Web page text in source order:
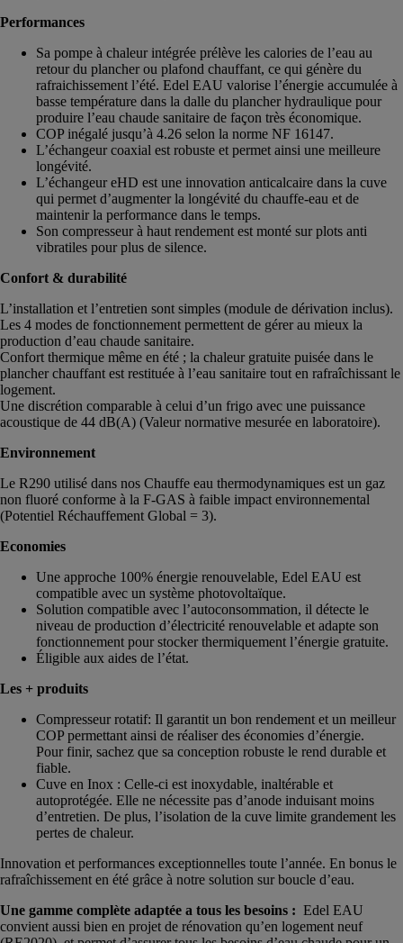
Performances
Sa pompe à chaleur intégrée prélève les calories de l’eau au
retour du plancher ou plafond chauffant, ce qui génère du
rafraichissement l’été. Edel EAU valorise l’énergie accumulée à
basse température dans la dalle du plancher hydraulique pour
produire l’eau chaude sanitaire de façon très économique.
COP inégalé jusqu’à 4.26 selon la norme NF 16147.
L’échangeur coaxial est robuste et permet ainsi une meilleure
longévité.
L’échangeur eHD est une innovation anticalcaire dans la cuve
qui permet d’augmenter la longévité du chauffe-eau et de
maintenir la performance dans le temps.
Son compresseur à haut rendement est monté sur plots anti
vibratiles pour plus de silence.
Confort & durabilité
L’installation et l’entretien sont simples (module de dérivation inclus).
Les 4 modes de fonctionnement permettent de gérer au mieux la
production d’eau chaude sanitaire.
Confort thermique même en été ; la chaleur gratuite puisée dans le
plancher chauffant est restituée à l’eau sanitaire tout en rafraîchissant le
logement.
Une discrétion comparable à celui d’un frigo avec une puissance
acoustique de 44 dB(A) (Valeur normative mesurée en laboratoire).
Environnement
Le R290 utilisé dans nos Chauffe eau thermodynamiques est un gaz
non fluoré conforme à la F-GAS à faible impact environnemental
(Potentiel Réchauffement Global = 3).
Economies
Une approche 100% énergie renouvelable, Edel EAU est
compatible avec un système photovoltaïque.
Solution compatible avec l’autoconsommation, il détecte le
niveau de production d’électricité renouvelable et adapte son
fonctionnement pour stocker thermiquement l’énergie gratuite.
Éligible aux aides de l’état.
Les + produits
Compresseur rotatif: Il garantit un bon rendement et un meilleur
COP permettant ainsi de réaliser des économies d’énergie.
Pour finir, sachez que sa conception robuste le rend durable et
fiable.
Cuve en Inox : Celle-ci est inoxydable, inaltérable et
autoprotégée. Elle ne nécessite pas d’anode induisant moins
d’entretien. De plus, l’isolation de la cuve limite grandement les
pertes de chaleur.
Innovation et performances exceptionnelles toute l’année. En bonus le
rafraîchissement en été grâce à notre solution sur boucle d’eau.
Une gamme complète adaptée a tous les besoins : Edel EAU
convient aussi bien en projet de rénovation qu’en logement neuf